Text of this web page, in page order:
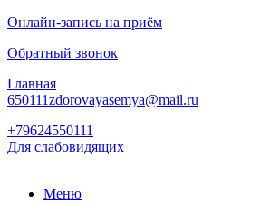
Онлайн-запись на приём
Обратный звонок
Главная
650111zdorovayasemya@mail.ru
+79624550111
Для слабовидящих
Меню